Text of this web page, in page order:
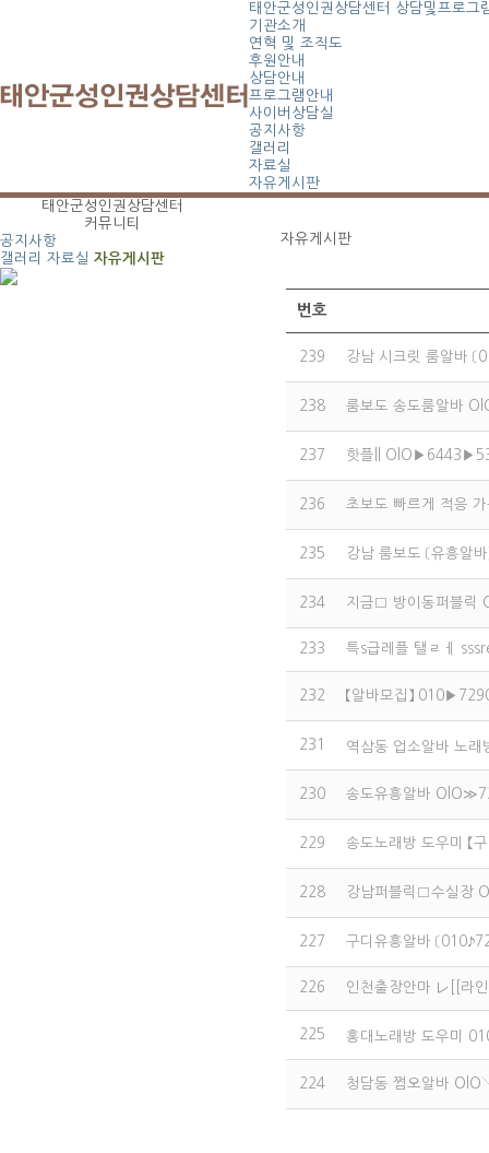
태안군성인권상담센터
상담및프로그
기관소개
연혁 및 조직도
후원안내
상담안내
프로그램안내
사이버상담실
공지사항
갤러리
자료실
자유게시판
태안군성인권상담센터
커뮤니티
공지사항
갤러리
자료실 자유게시판
자유게시판
번호
239 강남 시크릿 룸알바
238 룸보도 송도룸알바
237 핫플||
236 초보도 빠르게 적응
235 강남 룸보도 〔유흥
234 지금□ 방이동퍼블
233 특s급레플 탤ㄹㅔ
232 【알바모집】
231 역삼동 업소알바 노
230 송도유흥알바
229 송도노래방 도우미
228 강남퍼블릭□수실장
227 구디유흥알바 〔
226 인천출장안마 レ[[라
225 홍대노래방 도우미
224 청담동 쩜오알바